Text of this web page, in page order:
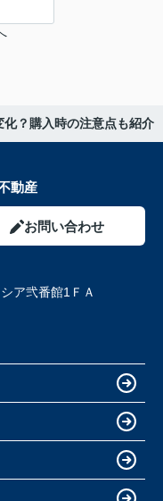
？購入時の注意点も紹介
動産
お問い合わせ
ア弐番館1ＦＡ